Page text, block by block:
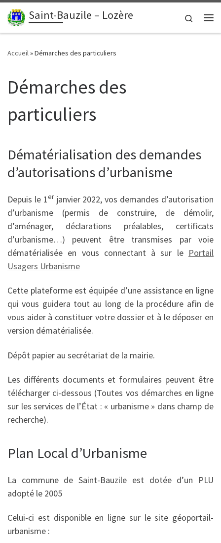
principal
Passer au contenu
Saint-Bauzile – Lozère
Search
Accueil»Démarches des particuliers
Démarches des
particuliers
Dématérialisation des demandes
d’autorisations d’urbanisme
Depuis le 1erjanvier 2022, vos demandes d’autorisation
d’urbanisme (permis de construire, de démolir,
d’aménager, déclarations préalables, certificats
d’urbanisme…) peuvent être transmises par voie
dématérialisée en vous connectant à sur le Portail
Usagers Urbanisme
Cette plateforme est équipée d’une assistance en ligne
qui vous guidera tout au long de la procédure afin de
vous aider à constituer votre dossier et à le déposer en
version dématérialisée.
Dépôt papier au secrétariat de la mairie.
Les différents documents et formulaires peuvent être
télécharger ci-dessous (Toutes vos démarches en ligne
sur les services de l’État : « urbanisme » dans champ de
recherche).
Plan Local d’Urbanisme
La commune de Saint-Bauzile est dotée d’un PLU
adopté le 2005
Celui-ci est disponible en ligne sur le site géoportail-
urbanisme :